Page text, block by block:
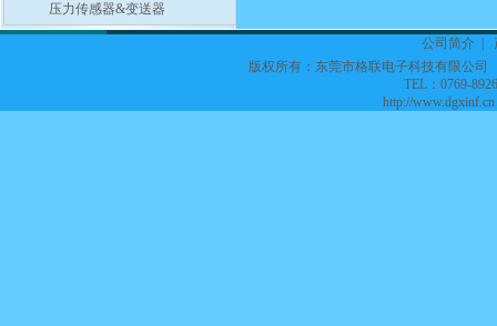
压力传感器&变送器
公司简介|
版权所有：东莞市格联电子科技有限
TEL：0769-
http://